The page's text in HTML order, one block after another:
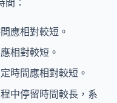
應相對較短。
相對較短。
時間應相對較短。
中停留時間較長，系